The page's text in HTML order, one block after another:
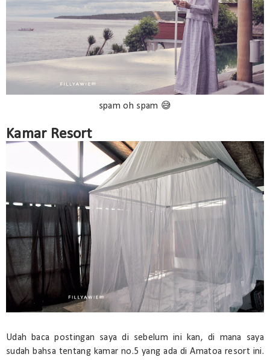
spam oh spam 😅
Kamar Resort
Udah baca postingan saya di sebelum ini kan, di mana saya
sudah bahsa tentang kamar no.5 yang ada di Amatoa resort ini.